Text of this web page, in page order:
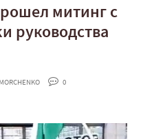
митинг с
руководства
0